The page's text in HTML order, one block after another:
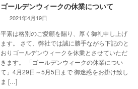
ゴールデンウィークの休業について
2021年4月19日
平素は格別のご愛顧を賜り、厚く御礼申し上げ
ます。 さて、弊社では誠に勝手ながら下記のと
おりゴールデンウィークを休業とさせていただ
きます。 「ゴールデンウィークの休業につい
て」4月29日～5月5日まで 御迷惑をお掛け致し
ま […]